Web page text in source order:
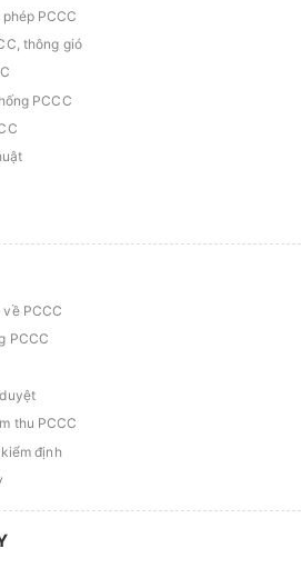
PCCC
thông gió
PCCC
PCCC
PCCC
thu PCCC
định